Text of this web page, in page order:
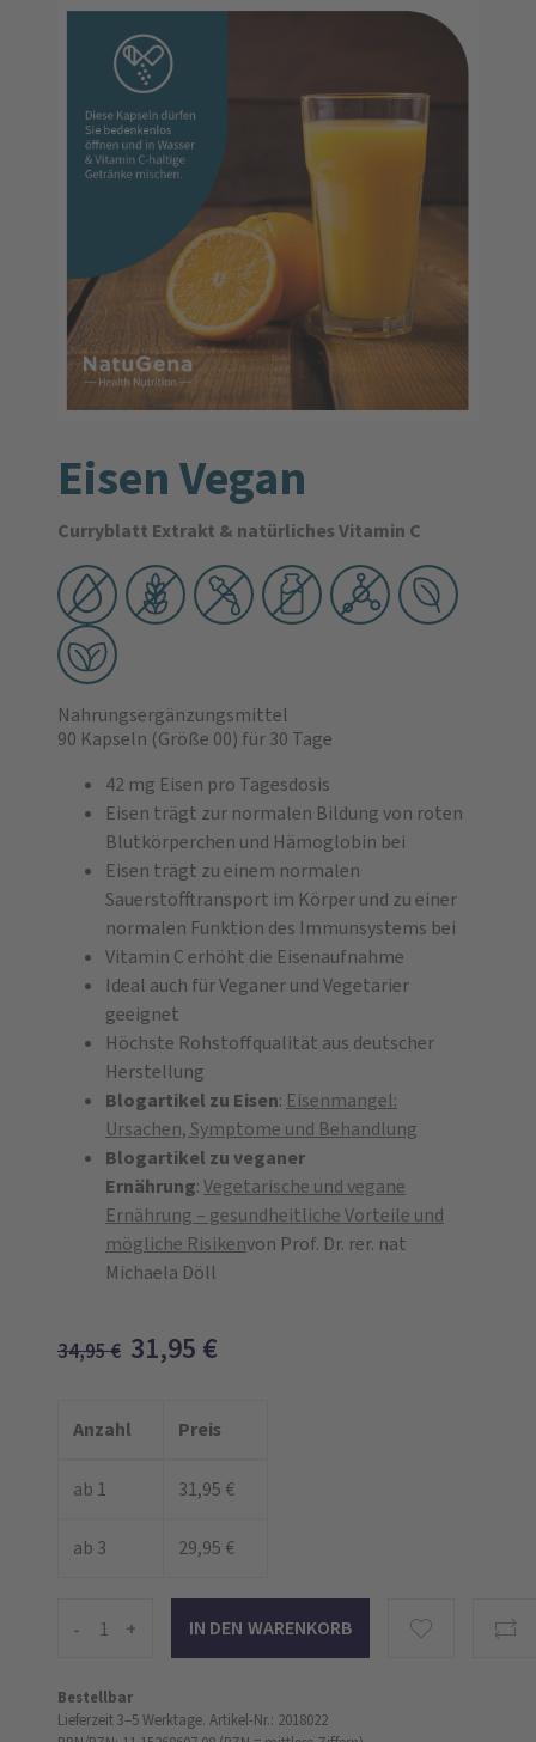
Eisen Vegan
Curryblatt Extrakt & natürliches Vitamin C
Nahrungsergänzungsmittel
90 Kapseln (Größe 00) für 30 Tage
42 mg Eisen pro Tagesdosis
Eisen trägt zur normalen Bildung von roten
Blutkörperchen und Hämoglobin bei
Eisen trägt zu einem normalen
Sauerstofftransport im Körper und zu einer
normalen Funktion des Immunsystems bei
Vitamin C erhöht die Eisenaufnahme
Ideal auch für Veganer und Vegetarier
geeignet
Höchste Rohstoffqualität aus deutscher
Herstellung
Blogartikel zu Eisen: Eisenmangel:
Ursachen, Symptome und Behandlung
Blogartikel zu veganer
Ernährung:Vegetarische und vegane
Ernährung – gesundheitliche Vorteile und
mögliche Risikenvon Prof. Dr. rer. nat
Michaela Döll
34,95€ 31,95 €
Anzahl Preis
ab 1 31,95 €
ab 3 29,95 €
- +
Bestellbar
Lieferzeit 3–5 Werktage. Artikel-Nr.: 2018022